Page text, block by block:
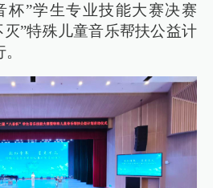
杯”学生专业技能大赛决赛
灭”特殊儿童音乐帮扶公益计